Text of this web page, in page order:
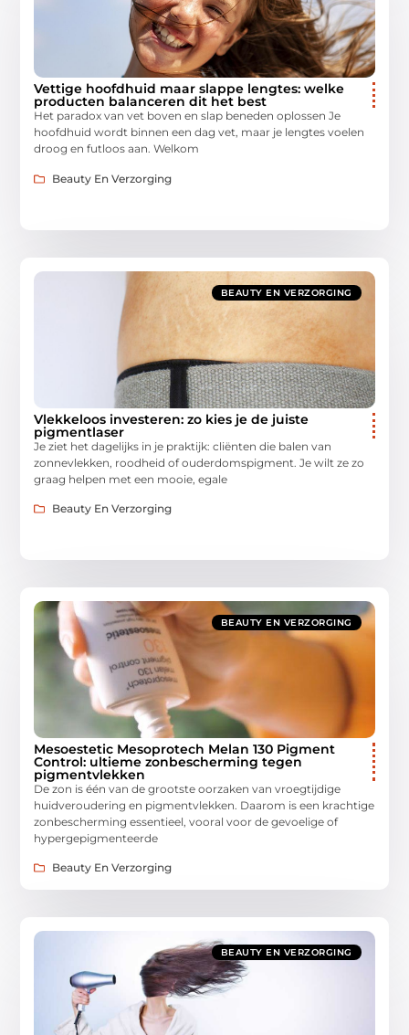
Vettige hoofdhuid maar slappe lengtes: welke
producten balanceren dit het best
Het paradox van vet boven en slap beneden oplossen Je
hoofdhuid wordt binnen een dag vet, maar je lengtes voelen
droog en futloos aan. Welkom
Beauty En Verzorging
BEAUTY EN VERZORGING
Vlekkeloos investeren: zo kies je de juiste
pigmentlaser
Je ziet het dagelijks in je praktijk: cliënten die balen van
zonnevlekken, roodheid of ouderdomspigment. Je wilt ze zo
graag helpen met een mooie, egale
Beauty En Verzorging
BEAUTY EN VERZORGING
Mesoestetic Mesoprotech Melan 130 Pigment
Control: ultieme zonbescherming tegen
pigmentvlekken
De zon is één van de grootste oorzaken van vroegtijdige
huidveroudering en pigmentvlekken. Daarom is een krachtige
zonbescherming essentieel, vooral voor de gevoelige of
hypergepigmenteerde
Beauty En Verzorging
BEAUTY EN VERZORGING